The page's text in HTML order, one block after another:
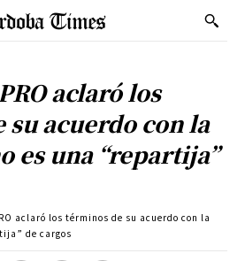
aclaró los
acuerdo con la
es una “repartija”
aclaró los términos de su acuerdo con la
de cargos